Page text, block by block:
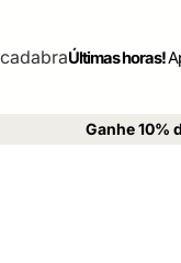
Últimas horas!
Ganhe 10%